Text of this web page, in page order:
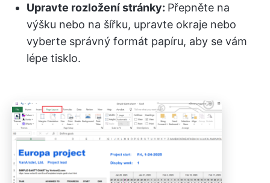
Upravte rozložení stránky: Přepněte na
výšku nebo na šířku, upravte okraje nebo
vyberte správný formát papíru, aby se vám
lépe tisklo.